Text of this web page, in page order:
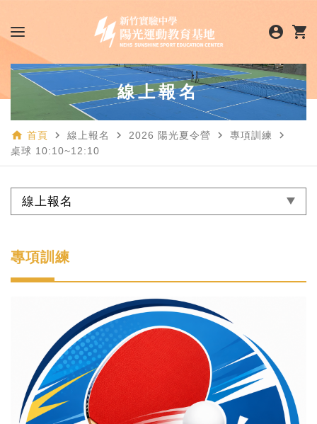
account_circle shopping_cart
線上報名
home 首頁 navigate_next 線上報名 navigate_next 2026 陽光夏令營 navigate_next 專項訓練 navigate_next
桌球 10:10~12:10
線上報名
專項訓練